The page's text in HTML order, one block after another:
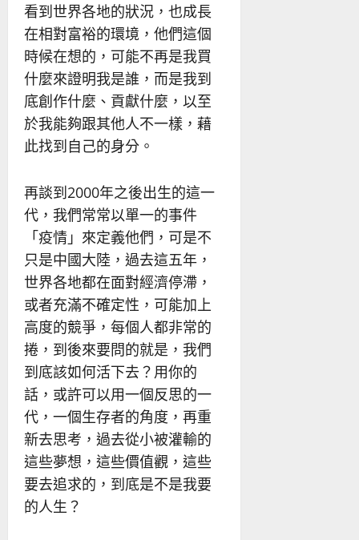
看到世界各地的狀況，也成長
在相對富裕的環境，他們這個
時候在想的，可能不再是我買
什麼來證明我是誰，而是我到
底創作什麼、貢獻什麼，以至
於我能夠跟其他人不一樣，藉
此找到自己的身分。
再談到2000年之後出生的這一
代，我們常常以單一的事件
「疫情」來定義他們，可是不
只是中國大陸，過去這五年，
世界各地都在面對經濟停滯，
或者充滿不確定性，可能加上
高度的競爭，每個人都非常的
捲，到後來要問的就是，我們
到底該如何活下去？用你的
話，或許可以用一個反思的一
代，一個生存者的角度，再重
新去思考，過去從小被灌輸的
這些夢想，這些價值觀，這些
要去追求的，到底是不是我要
的人生？